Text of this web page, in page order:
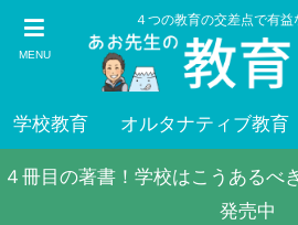
MENU
４つの教育の交差点で有益
学校教育 オルタナティブ教育
４冊目の著書！学校はこうあるべ
発売中